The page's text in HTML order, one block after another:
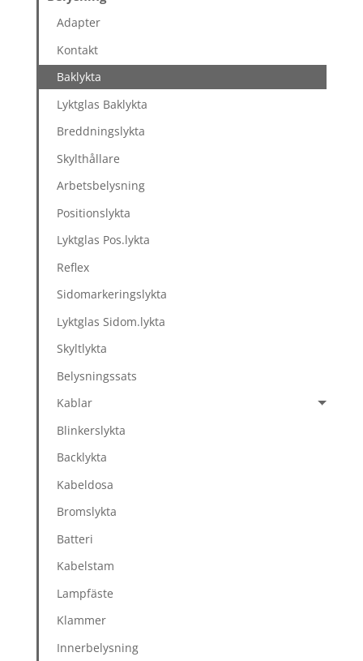
Adapter
Kontakt
Baklykta
Lyktglas Baklykta
Breddningslykta
Skylthållare
Arbetsbelysning
Positionslykta
Lyktglas Pos.lykta
Reflex
Sidomarkeringslykta
Lyktglas Sidom.lykta
Skyltlykta
Belysningssats
Kablar
Blinkerslykta
Backlykta
Kabeldosa
Bromslykta
Batteri
Kabelstam
Lampfäste
Klammer
Innerbelysning